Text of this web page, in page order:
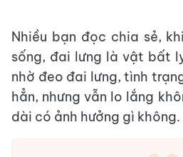
Nhiều bạn đọc chia sẻ,
sống, đai lưng là vật bất
nhờ đeo đai lưng, tình
hẳn, nhưng vẫn lo lắng
dài có ảnh hưởng gì không.